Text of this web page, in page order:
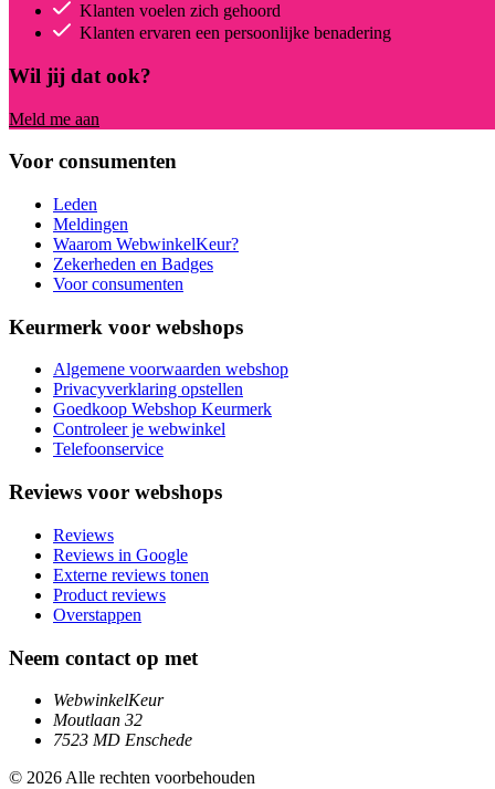
Klanten voelen zich gehoord
Klanten ervaren een persoonlijke benadering
Wil jij dat ook?
Meld me aan
Voor consumenten
Leden
Meldingen
Waarom WebwinkelKeur?
Zekerheden en Badges
Voor consumenten
Keurmerk voor webshops
Algemene voorwaarden webshop
Privacyverklaring opstellen
Goedkoop Webshop Keurmerk
Controleer je webwinkel
Telefoonservice
Reviews voor webshops
Reviews
Reviews in Google
Externe reviews tonen
Product reviews
Overstappen
Neem contact op met
WebwinkelKeur
Moutlaan 32
7523 MD Enschede
© 2026 Alle rechten voorbehouden